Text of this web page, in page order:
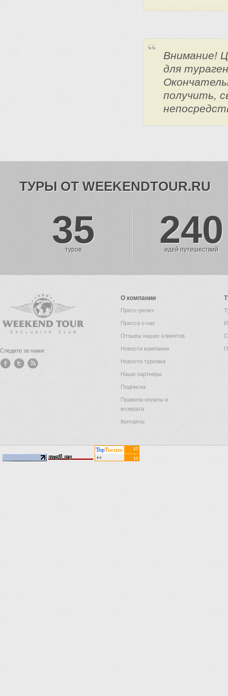
Внимание!
для
получить,
ТУРЫ ОТ WEEKENDTOUR.RU
35
туров 240
идей путешествий
Следите за нами:
О компании
Пресс-релиз
Пресса о нас
Отзывы наших клиентов
Новости компании
Новости туризма
Наши партнеры
Подписка
Правила оплаты и
возврата
Контакты